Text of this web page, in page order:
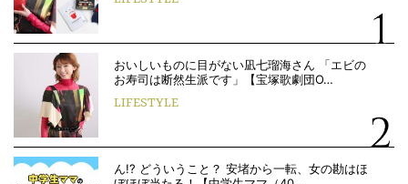
おいしいものに目がない凪七瑠海さん 「エビの
お寿司は断然生派です」【宝塚歌劇団O…
LIFESTYLE
ん!? どういうこと？ 安堵から一転、女の勘はほ